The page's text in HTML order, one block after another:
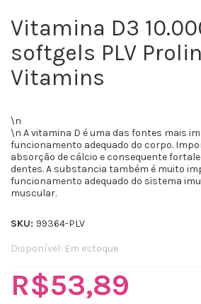
Vitamina D3
softgels PLV
Vitamins
\n
\n A vitamina D é uma das fontes mais
funcionamento adequado do corpo.
absorção de cálcio e consequente
dentes. A substancia também é muito
funcionamento adequado do sistema
muscular.
SKU: 99364-PLV
Disponível: Em estoque
R$53,89